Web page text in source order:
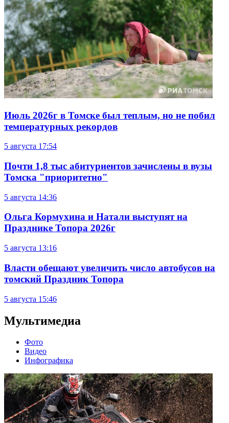
Июль 2026г в Томске был теплым, но не побил
температурных рекордов
5 августа 17:54
Почти 1,8 тыс абитуриентов зачислены в вузы
Томска "приоритетно"
5 августа 14:36
Ольга Кормухина и Натали выступят на
Празднике Топора 2026г
5 августа 13:16
Власти обещают увеличить число автобусов на
томский Праздник Топора
5 августа 15:46
Мультимедиа
Фото
Видео
Инфографика